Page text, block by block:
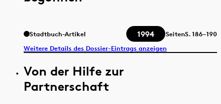
Stadtbuch-Artikel 1994 SeitenS.186–190
Weitere Details des Dossier-Eintrags anzeigen
Von der Hilfe zur
Partnerschaft